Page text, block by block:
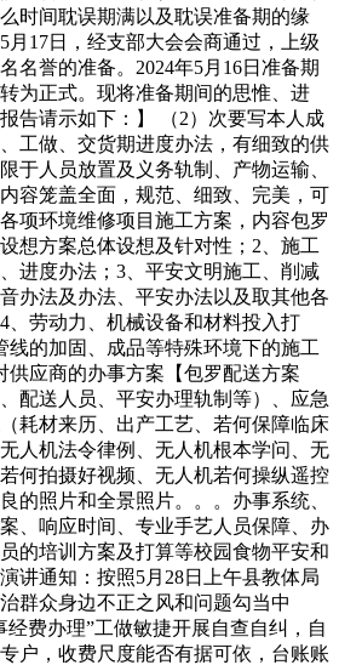
时间耽误期满以及耽误准备期的缘
月17日，经支部大会会商通过，上级
名誉的准备。2024年5月16日准备期
为正式。现将准备期间的思惟、进
告请示如下：】 （2）次要写本人成
工做、交货期进度办法，有细致的供
于人员放置及义务轨制、产物运输、
容笼盖全面，规范、细致、完美，可
项环境维修项目施工方案，内容包罗
想方案总体设想及针对性；2、施工
进度办法；3、平安文明施工、削减
办法及办法、平安办法以及取其他各
、劳动力、机械设备和材料投入打
线的加固、成品等特殊环境下的施工
供应商的办事方案【包罗配送方案
配送人员、平安办理轨制等）、应急
耗材来历、出产工艺、若何保障临床
人机法令律例、无人机根本学问、无
何拍摄好视频、无人机若何操纵遥控
的照片和全景照片。。。办事系统、
、响应时间、专业手艺人员保障、办
的培训方案及打算等校园食物平安和
讲通知：按照5月28日上午县教体局
群众身边不正之风和问题勾当中
经费办理”工做敏捷开展自查自纠，自
户，收费尺度能否有据可依，台账账